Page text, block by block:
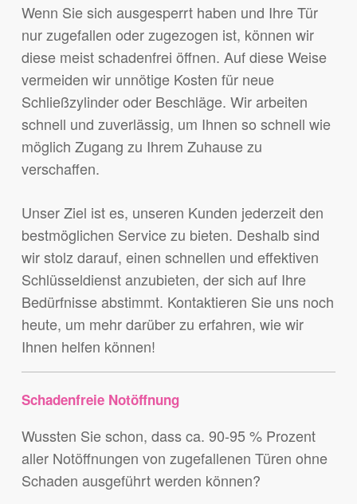
Wenn Sie sich ausgesperrt haben und Ihre Tür
nur zugefallen oder zugezogen ist, können wir
diese meist schadenfrei öffnen. Auf diese Weise
vermeiden wir unnötige Kosten für neue
Schließzylinder oder Beschläge. Wir arbeiten
schnell und zuverlässig, um Ihnen so schnell wie
möglich Zugang zu Ihrem Zuhause zu
verschaffen.
Unser Ziel ist es, unseren Kunden jederzeit den
bestmöglichen Service zu bieten. Deshalb sind
wir stolz darauf, einen schnellen und effektiven
Schlüsseldienst anzubieten, der sich auf Ihre
Bedürfnisse abstimmt. Kontaktieren Sie uns noch
heute, um mehr darüber zu erfahren, wie wir
Ihnen helfen können!
Schadenfreie Notöffnung
Wussten Sie schon, dass ca. 90-95 % Prozent
aller Notöffnungen von zugefallenen Türen ohne
Schaden ausgeführt werden können?